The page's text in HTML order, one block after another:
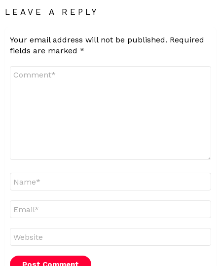
LEAVE A REPLY
Your email address will not be published. Required
fields are marked *